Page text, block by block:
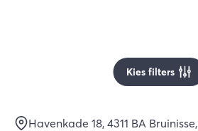
Kies filters
Havenkade 18, 4311 BA Bruinisse,